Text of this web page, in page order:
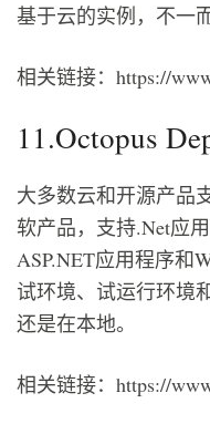
基于云的实例，不一
相关链接：https://
11.Octopus
大多数云和开源产品
软产品，支持.Net应
ASP.NET应用程序和
试环境、试运行环境
还是在本地。
相关链接：https://